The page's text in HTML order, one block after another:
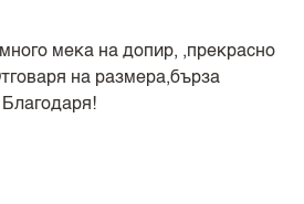
мека на допир, ,прекрасно
на размера,бърза